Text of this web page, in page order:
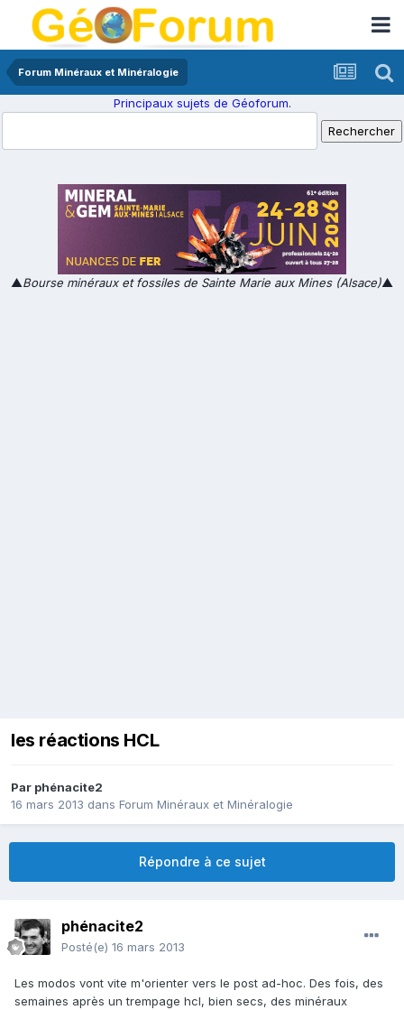
Forum Minéraux et Minéralogie
Principaux sujets de Géoforum.
▲Bourse minéraux et fossiles de Sainte Marie aux Mines (Alsace)▲
les réactions HCL
Par phénacite2
16 mars 2013 dans Forum Minéraux et Minéralogie
Répondre à ce sujet
phénacite2
Posté(e) 16 mars 2013
Les modos vont vite m'orienter vers le post ad-hoc. Des fois, des
semaines après un trempage hcl, bien secs, des minéraux